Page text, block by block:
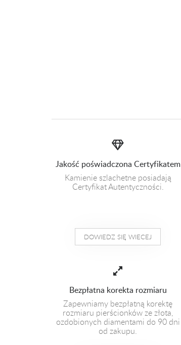
Jakość poświadczona Certyfikatem
Kamienie szlachetne posiadają
Certyfikat Autentyczności.
DOWIEDZ SIĘ WIECEJ
Bezpłatna korekta rozmiaru
Zapewniamy bezpłatną korektę
rozmiaru pierścionków ze złota,
ozdobionych diamentami do 90 dni
od zakupu.